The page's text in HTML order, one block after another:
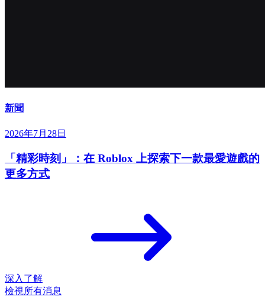
新聞
2026年7月28日
「精彩時刻」：在 Roblox 上探索下一款最愛遊戲的
更多方式
深入了解
檢視所有消息